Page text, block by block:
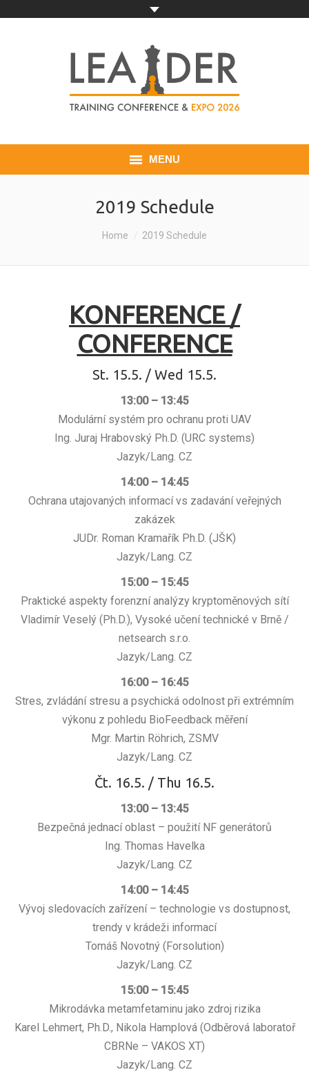
MENU
HISTORY
2019 Schedule
Home 2019 Schedule
KONFERENCE /
CONFERENCE
St. 15.5. / Wed 15.5.
13:00 – 13:45
Modulární systém pro ochranu proti UAV
Ing. Juraj Hrabovský Ph.D. (URC systems)
Jazyk/Lang. CZ
14:00 – 14:45
Ochrana utajovaných informací vs zadavání veřejných
zakázek
JUDr. Roman Kramařík Ph.D. (JŠK)
Jazyk/Lang. CZ
15:00 – 15:45
Praktické aspekty forenzní analýzy kryptoměnových sítí
Vladimír Veselý (Ph.D.), Vysoké učení technické v Brně /
netsearch s.r.o.
Jazyk/Lang. CZ
16:00 – 16:45
Stres, zvládání stresu a psychická odolnost při extrémním
výkonu z pohledu BioFeedback měření
Mgr. Martin Röhrich, ZSMV
Jazyk/Lang. CZ
Čt. 16.5. / Thu 16.5.
13:00 – 13:45
Bezpečná jednací oblast – použití NF generátorů
Ing. Thomas Havelka
Jazyk/Lang. CZ
14:00 – 14:45
Vývoj sledovacích zařízení – technologie vs dostupnost,
trendy v krádeži informací
Tomáš Novotný (Forsolution)
Jazyk/Lang. CZ
15:00 – 15:45
Mikrodávka metamfetaminu jako zdroj rizika
Karel Lehmert, Ph.D., Nikola Hamplová (Odběrová laboratoř
CBRNe – VAKOS XT)
Jazyk/Lang. CZ